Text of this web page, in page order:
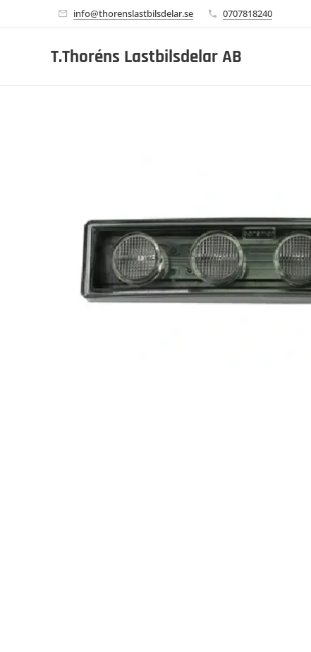
info@thorenslastbilsdelar.se 0707818240
T.Thoréns Lastbilsdelar AB